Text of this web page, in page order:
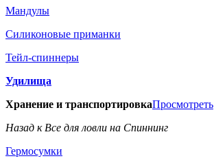
Мандулы
Силиконовые приманки
Тейл-спиннеры
Удилища
Хранение и транспортировкаПросмотреть
Назад к Все для ловли на Спиннинг
Гермосумки